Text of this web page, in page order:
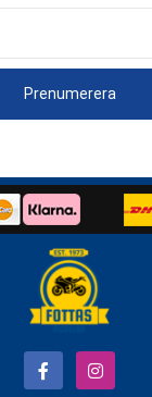
Prenumerera